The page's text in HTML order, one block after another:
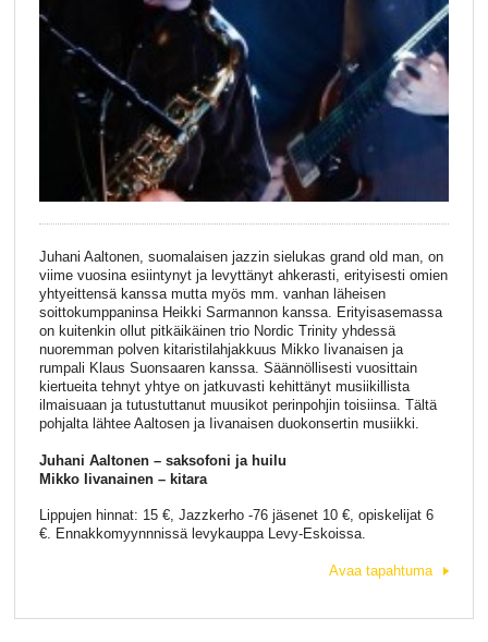
Juhani Aaltonen, suomalaisen jazzin sielukas grand old man, on
viime vuosina esiintynyt ja levyttänyt ahkerasti, erityisesti omien
yhtyeittensä kanssa mutta myös mm. vanhan läheisen
soittokumppaninsa Heikki Sarmannon kanssa. Erityisasemassa
on kuitenkin ollut pitkäikäinen trio Nordic Trinity yhdessä
nuoremman polven kitaristilahjakkuus Mikko Iivanaisen ja
rumpali Klaus Suonsaaren kanssa. Säännöllisesti vuosittain
kiertueita tehnyt yhtye on jatkuvasti kehittänyt musiikillista
ilmaisuaan ja tutustuttanut muusikot perinpohjin toisiinsa. Tältä
pohjalta lähtee Aaltosen ja Iivanaisen duokonsertin musiikki.
Juhani Aaltonen – saksofoni ja huilu
Mikko Iivanainen – kitara
Lippujen hinnat: 15 €, Jazzkerho -76 jäsenet 10 €, opiskelijat 6
€. Ennakkomyynnnissä levykauppa Levy-Eskoissa.
Avaa tapahtuma